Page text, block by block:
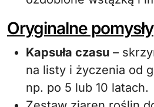
Oryginalne pomysły
Kapsuła czasu –
na listy i życzenia od
np. po 5 lub 10 latach.